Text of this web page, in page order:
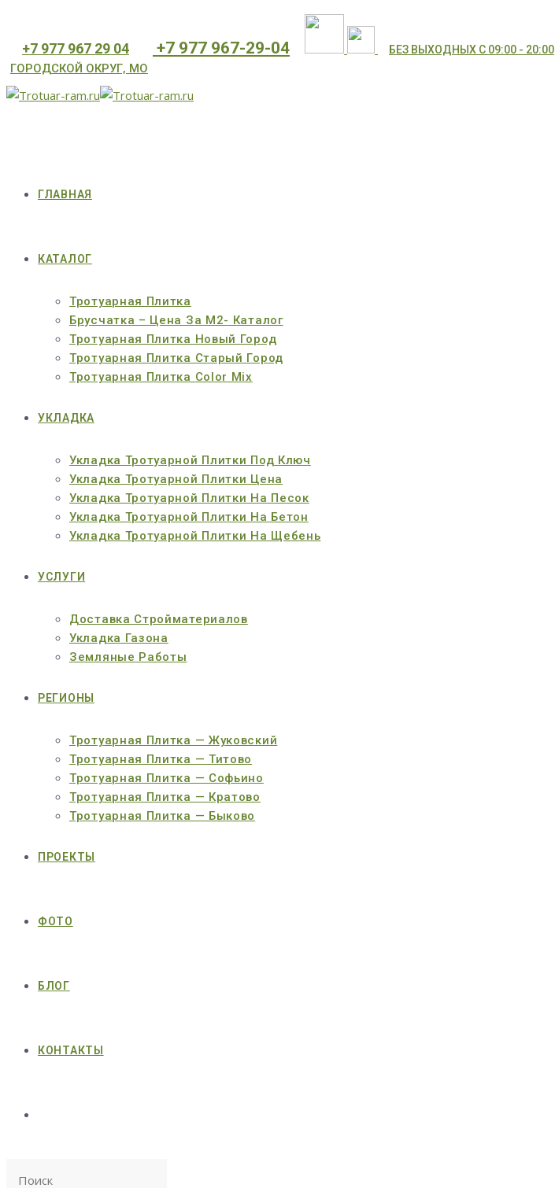
⁦+7 977 967 29 04 ⁦+7 977 967-29-04 БЕЗ ВЫХОДНЫХ С 09:00 - 20:00
ГОРОДСКОЙ ОКРУГ, МО
ГЛАВНАЯ
КАТАЛОГ
Тротуарная Плитка
Брусчатка – Цена За М2- Каталог
Тротуарная Плитка Новый Город
Тротуарная Плитка Старый Город
Тротуарная Плитка Color Mix
УКЛАДКА
Укладка Тротуарной Плитки Под Ключ
Укладка Тротуарной Плитки Цена
Укладка Тротуарной Плитки На Песок
Укладка Тротуарной Плитки На Бетон
Укладка Тротуарной Плитки На Щебень
УСЛУГИ
Доставка Стройматериалов
Укладка Газона
Земляные Работы
РЕГИОНЫ
Тротуарная Плитка — Жуковский
Тротуарная Плитка — Титово
Тротуарная Плитка — Софьино
Тротуарная Плитка — Кратово
Тротуарная Плитка — Быково
ПРОЕКТЫ
ФОТО
БЛОГ
КОНТАКТЫ